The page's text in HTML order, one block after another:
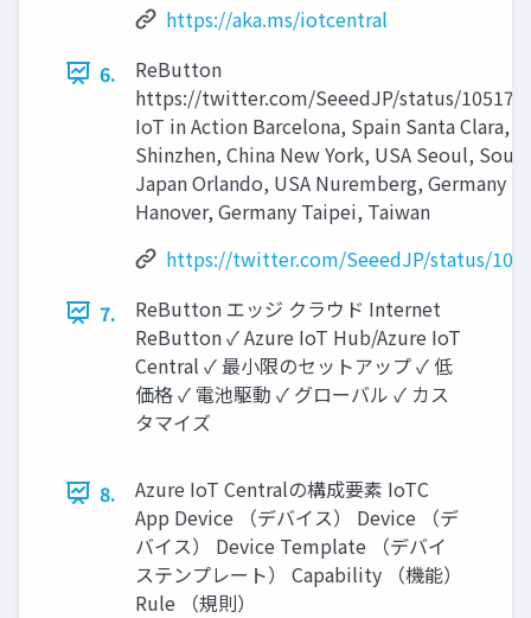
https://aka.ms/iotcentral
6.
ReButton
https://twitter.com/SeeedJP/status/
IoT in Action Barcelona, Spain Santa Clara,
Shinzhen, China New York, USA Seoul,
Japan Orlando, USA Nuremberg, Germany
Hanover, Germany Taipei, Taiwan
https://twitter.com/SeeedJP/status/
7.
ReButton エッジ クラウド Internet
ReButton ✓ Azure IoT Hub/Azure IoT
Central ✓ 最小限のセットアップ ✓ 低
価格 ✓ 電池駆動 ✓ グローバル ✓ カス
タマイズ
8.
Azure IoT Centralの構成要素 IoTC
App Device （デバイス） Device （デ
バイス） Device Template （デバイ
ステンプレート） Capability （機能）
Rule （規則）